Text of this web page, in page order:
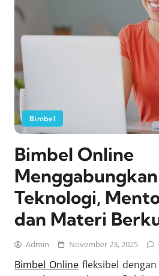
Bimbel
Bimbel Online
Menggabungkan
Teknologi,
dan Materi
Admin November 23, 2025
Bimbel Onlinefleksibel